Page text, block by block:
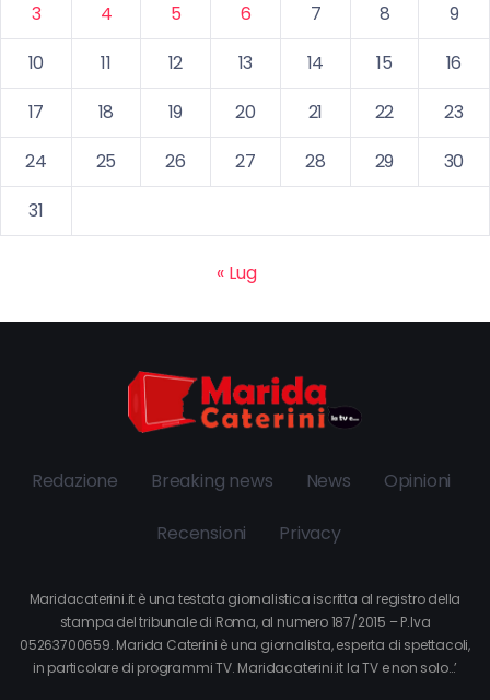
3
4 5 6 7 8
9
10
11 12 13 14 15
16
17
18 19 20 21 22
23
24
25 26 27 28 29
30
31
« Lug
Redazione Breaking news News Opinioni
Recensioni Privacy
Maridacaterini.it è una testata giornalistica iscritta al registro della
stampa del tribunale di Roma, al numero 187/2015 – P.Iva
05263700659. Marida Caterini è una giornalista, esperta di spettacoli,
in particolare di programmi TV. Maridacaterini.it la TV e non solo…’